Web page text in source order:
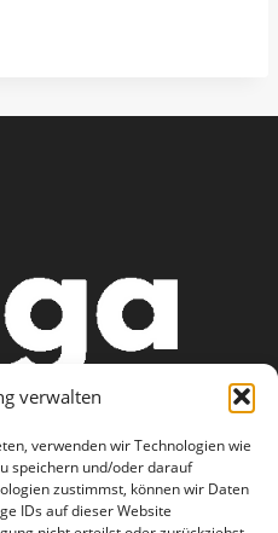
verwalten
verwenden wir Technologien wie
speichern und/oder darauf
zustimmst, können wir Daten
IDs auf dieser Website